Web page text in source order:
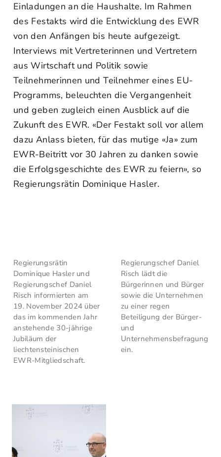
Einladungen an die Haushalte. Im Rahmen
des Festakts wird die Entwicklung des EWR
von den Anfängen bis heute aufgezeigt.
Interviews mit Vertreterinnen und Vertretern
aus Wirtschaft und Politik sowie
Teilnehmerinnen und Teilnehmer eines EU-
Programms, beleuchten die Vergangenheit
und geben zugleich einen Ausblick auf die
Zukunft des EWR. «Der Festakt soll vor allem
dazu Anlass bieten, für das mutige «Ja» zum
EWR-Beitritt vor 30 Jahren zu danken sowie
die Erfolgsgeschichte des EWR zu feiern», so
Regierungsrätin Dominique Hasler.
Regierungsrätin
Dominique Hasler und
Regierungschef Daniel
Risch informierten am
19. November 2024 über
das im kommenden Jahr
anstehende 30-jährige
Jubiläum der
liechtensteinischen
EWR-Mitgliedschaft.
Regierungschef Daniel
Risch lädt die
Bürgerinnen und Bürger
sowie die Unternehmen
zu einer regen
Beteiligung der Bürger-
und
Unternehmensbefragung
ein.